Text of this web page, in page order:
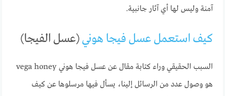
آمنة وليس لها أي آثار جانبية.
كيف استعمل عسل فيجا هوني (عسل الفيجا)
السبب الحقيقي وراء كتابة مقال عن عسل فيجا هوني vega honey
هو وصول عدد من الرسائل إلينا، يسأل فيها مرسلوها عن كيف